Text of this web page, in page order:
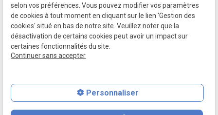
Mentions légales
Politique de confidentialité
Gestion des cookies
Plan du site
selon vos préférences. Vous pouvez modifier vos paramètres
de cookies à tout moment en cliquant sur le lien 'Gestion des
cookies' situé en bas de notre site. Veuillez noter que la
désactivation de certains cookies peut avoir un impact sur
certaines fonctionnalités du site.
Continuer sans accepter
Personnaliser